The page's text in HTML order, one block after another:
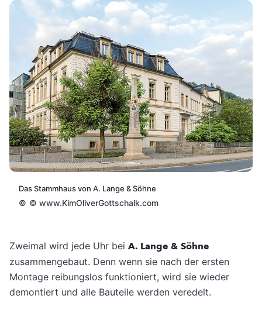
Das Stammhaus von A. Lange & Söhne
© © www.KimOliverGottschalk.com
Zweimal wird jede Uhr bei A. Lange & Söhne
zusammengebaut. Denn wenn sie nach der ersten
Montage reibungslos funktioniert, wird sie wieder
demontiert und alle Bauteile werden veredelt.